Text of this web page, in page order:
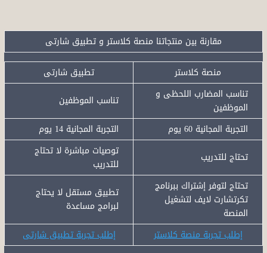
مقارنة بين منتجاتنا منصة كلاستر و تطبيق شارتى
منصة كلاستر
تطبيق شارتى
تناسب المضارب اللحظى و
الموظفين
تناسب الموظفين
التجربة المجانية 60 يوم
التجربة المجانية 14 يوم
تحتاج للتدريب
توصيات مباشرة لا تحتاج
للتدريب
تحتاج لتوفر إشتراك ببرنامج
تكرتشارت لايف لتشغيل
المنصة
تطبيق مستقل لا يحتاج
لبرامج مساعدة
إطلب تجربة منصة كلاستر
إطلب تجربة تطبيق شارتى